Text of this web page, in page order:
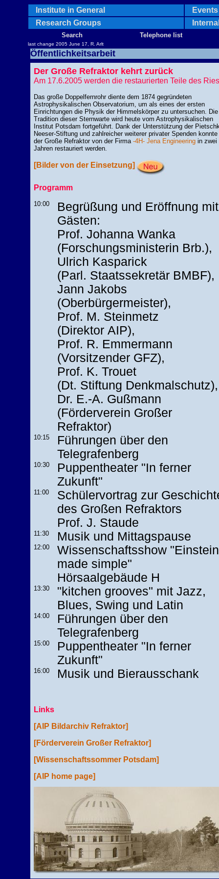
Institute in General
Events
Research Groups
Search Telephone list
last change 2005 June 17, R. Arlt
Öffentlichkeitsarbeit
Der Große Refraktor kehrt zurück
Am 17.6.2005 werden die restaurierten Teile des
Das große Doppelfernrohr diente dem 1874 gegründeten
Astrophysikalischen Observatorium, um als eines der ersten
Einrichtungen die Physik der Himmelskörper zu untersuchen. Die
Tradition dieser Sternwarte wird heute vom Astrophysikalischen
Institut Potsdam fortgeführt. Dank der Unterstützung der
Neeser-Stiftung und zahlreicher weiterer privater Spenden konnte
der Große Refraktor von der Firma -4H- Jena Engineering in zwei
Jahren restauriert werden.
[Bilder von der Einsetzung]
Programm
10:00
Begrüßung und Eröffnung mit
Gästen:
Prof. Johanna Wanka
(Forschungsministerin Brb.),
Ulrich Kasparick
(Parl. Staatssekretär BMBF),
Jann Jakobs
(Oberbürgermeister),
Prof. M. Steinmetz
(Direktor AIP),
Prof. R. Emmermann
(Vorsitzender GFZ),
Prof. K. Trouet
(Dt. Stiftung Denkmalschutz),
Dr. E.-A. Gußmann
(Förderverein Großer
Refraktor)
10:15
Führungen über den
Telegrafenberg
10:30
Puppentheater "In ferner
Zukunft"
11:00
Schülervortrag zur
des Großen Refraktors
Prof. J. Staude
11:30 Musik und Mittagspause
12:00
Wissenschaftsshow "Einstein
made simple"
Hörsaalgebäude H
13:30
"kitchen grooves" mit Jazz,
Blues, Swing und Latin
14:00
Führungen über den
Telegrafenberg
15:00
Puppentheater "In ferner
Zukunft"
16:00 Musik und Bierausschank
Links
[AIP Bildarchiv Refraktor]
[Förderverein Großer Refraktor]
[Wissenschaftssommer Potsdam]
[AIP home page]